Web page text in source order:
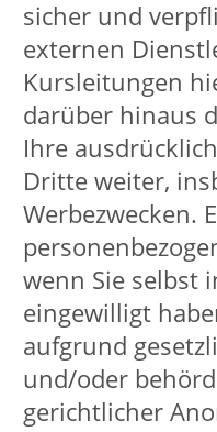
Anmeldung zu
Für eine Anmeldung zu
organisierten
Erheben, Speichern
Ihrer persönlichen
unumgänglich. Dies
ausschließlich zum
Organisation,
Abrechnung der
diesem Zusammenhang
Daten werden nur an
weitergegeben, die
Veranstaltungsablauf
und wenn der
dies erforderlich macht.